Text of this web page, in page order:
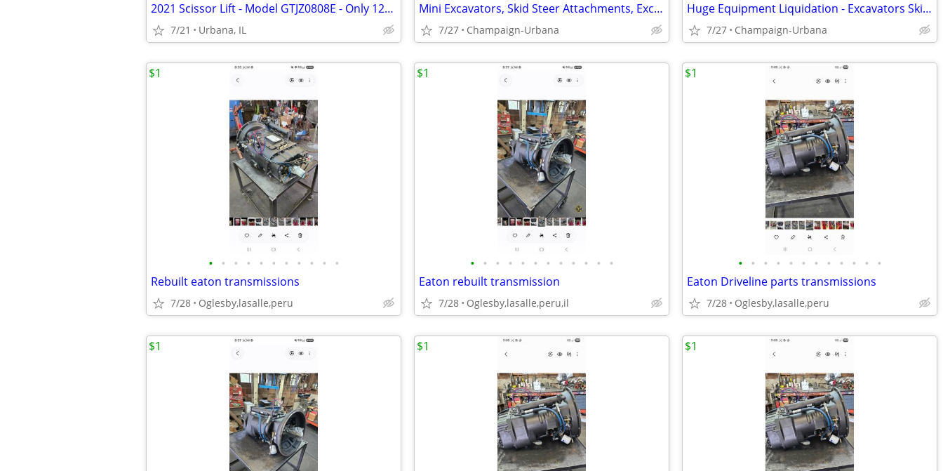
2021 Scissor Lift - Model GTJZ0808E - Only 122 HOURS!
7/21 Urbana, IL
Mini Excavators, Skid Steer Attachments, Excavator Attachments
7/27 Champaign-Urbana
Huge Equipment Liquidation - Excavators Skid Steers Dump Truck Trailer
7/27 Champaign-Urbana
• • • • • • • • • • •
Rebuilt eaton transmissions
7/28 Oglesby,lasalle,peru
$1
• • • • • • • • • • • •
Eaton rebuilt transmission
7/28 Oglesby,lasalle,peru,il
$1
• • • • • • • • • • • •
Eaton Driveline parts transmissions
7/28 Oglesby,lasalle,peru
$1
$1 $1 $1